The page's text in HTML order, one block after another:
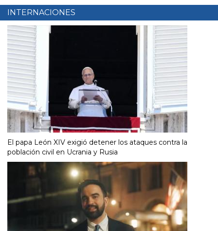
INTERNACIONES
El papa León XIV exigió detener los ataques contra la
población civil en Ucrania y Rusia